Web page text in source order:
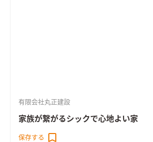
有限会社丸正建設
家族が繋がるシックで心地よい家
保存する